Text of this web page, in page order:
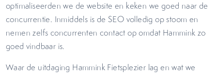
optimaliseerden we de website en keken we goed naar de
concurrentie. Inmiddels is de SEO volledig op stoom en
nemen zelfs concurrenten contact op omdat Hammink zo
goed vindbaar is.
Waar de uitdaging Hammink Fietsplezier lag en wat we